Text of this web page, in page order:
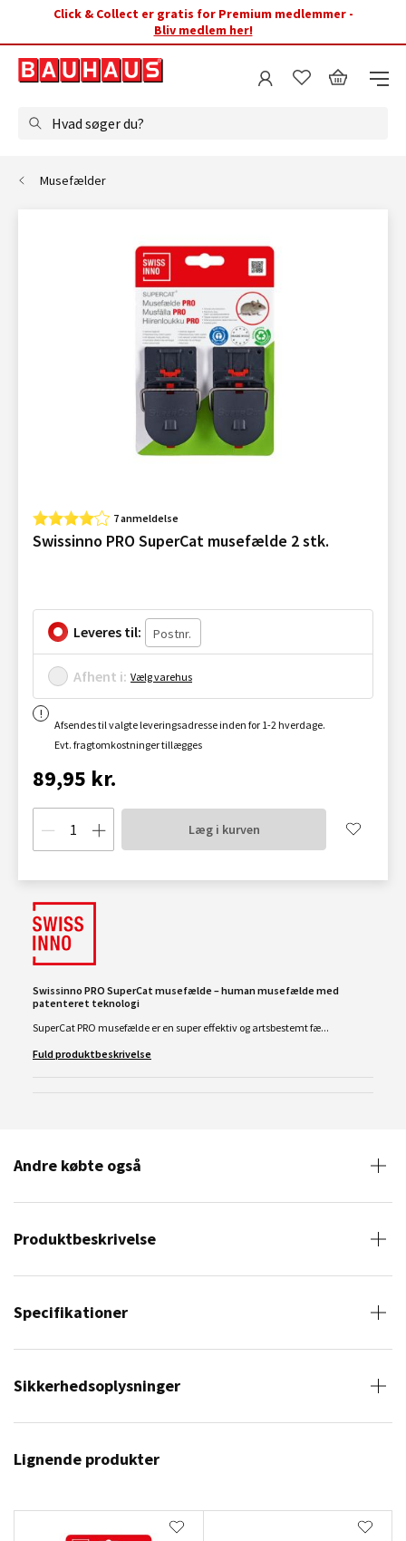
Click & Collect er gratis for Premium medlemmer -
Bliv medlem her!
Hvad søger du?
Musefælder
7 anmeldelse
Swissinno PRO SuperCat musefælde 2 stk.
Leveres til:
Afhent i: Vælg varehus
Afsendes til valgte leveringsadresse inden for 1-2 hverdage.
Evt. fragtomkostninger tillægges
89,95 kr.
Læg i kurven
Swissinno PRO SuperCat musefælde – human musefælde med
patenteret teknologi
SuperCat PRO musefælde er en super effektiv og artsbestemt fæ...
Fuld produktbeskrivelse
Andre købte også
Produktbeskrivelse
Specifikationer
Sikkerhedsoplysninger
Lignende produkter